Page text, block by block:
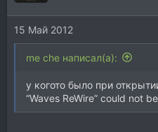
15 Май 2012
me che написал(а):
у когото было при
“Waves ReWire” could not